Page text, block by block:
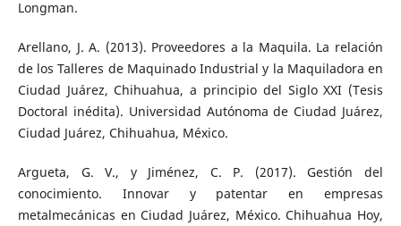
Longman.
Arellano, J. A. (2013). Proveedores a la Maquila. La relación
de los Talleres de Maquinado Industrial y la Maquiladora en
Ciudad Juárez, Chihuahua, a principio del Siglo XXI (Tesis
Doctoral inédita). Universidad Autónoma de Ciudad Juárez,
Ciudad Juárez, Chihuahua, México.
Argueta, G. V., y Jiménez, C. P. (2017). Gestión del
conocimiento. Innovar y patentar en empresas
metalmecánicas en Ciudad Juárez, México. Chihuahua Hoy,